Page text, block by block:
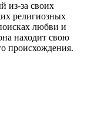
из-за своих
религиозных
любви и
находит свою
происхождения.